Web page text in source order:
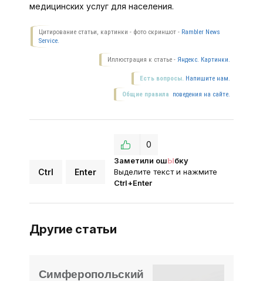
медицинских услуг для населения.
Цитирование статьи, картинки - фото скриншот - Rambler News
Service.
Иллюстрация к статье - Яндекс. Картинки.
Есть вопросы. Напишите нам.
Общие правила поведения на сайте.
Ctrl Enter
Заметили ошЫбку
Выделите текст и нажмите
Ctrl+Enter
0
Другие статьи
Симферопольский